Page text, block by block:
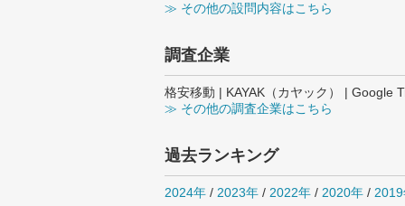
≫ その他の設問内容はこちら
調査企業
格安移動 | KAYAK（カヤック） | Google
≫ その他の調査企業はこちら
過去ランキング
2024年 / 2023年 / 2022年 / 2020年 /